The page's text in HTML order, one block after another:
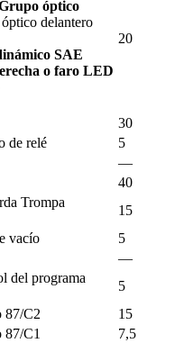
óptico
delantero
SAE
o faro LED
20
30
de relé
5
—
40
Trompa
15
vacío
5
—
del programa
5
87/C2
15
87/C1
7,5